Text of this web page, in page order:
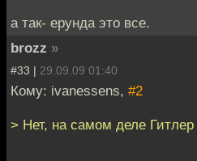
а так- ерунда это все.
brozz »
#33 | 29.09.09 01:40
Кому: ivanessens, #2
> Нет, на самом деле